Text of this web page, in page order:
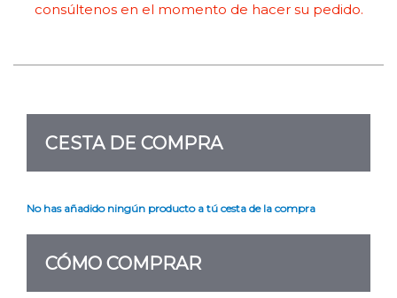
consúltenos en el momento de hacer su pedido.
CESTA DE COMPRA
No has añadido ningún producto a tú cesta de la compra
CÓMO COMPRAR